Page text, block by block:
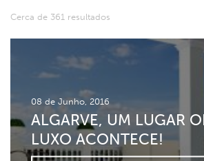
Cerca de 361 resultados
08 de Junho, 2016
ALGARVE, UM LUGAR
LUXO ACONTECE!